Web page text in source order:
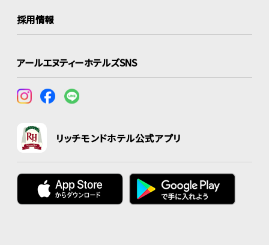
採用情報
アールエヌティーホテルズSNS
リッチモンドホテル公式アプリ